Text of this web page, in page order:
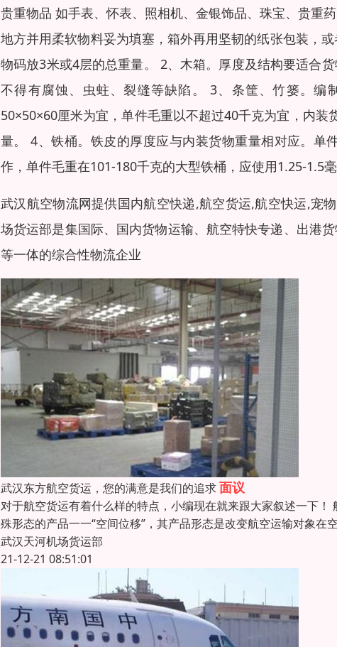
贵重物品 如手表、怀表、照相机、金银饰品、珠宝、贵重
地方并用柔软物料妥为填塞，箱外再用坚韧的纸张包装，
物码放3米或4层的总重量。 2、木箱。厚度及结构要适合
不得有腐蚀、虫蛀、裂缝等缺陷。 3、条筐、竹篓。
50×50×60厘米为宜，单件毛重以不超过40千克为宜，内
量。 4、铁桶。铁皮的厚度应与内装货物重量相对应。单
作，单件毛重在101-180千克的大型铁桶，应使用1.25-1.5毫
武汉航空物流网提供国内航空快递,航空货运,航空快运,宠
场货运部是集国际、国内货物运输、航空特快专递、出港
等一体的综合性物流企业
武汉东方航空货运，您的满意是我们的追求面议
对于航空货运有着什么样的特点，小编现在就来跟大家叙述一下
殊形态的产品一一“空间位移”，其产品形态是改变航空运输对象在
武汉天河机场货运部
21-12-21 08:51:01